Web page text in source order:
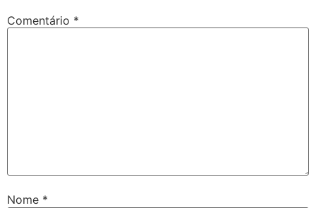
Comentário *
Nome *